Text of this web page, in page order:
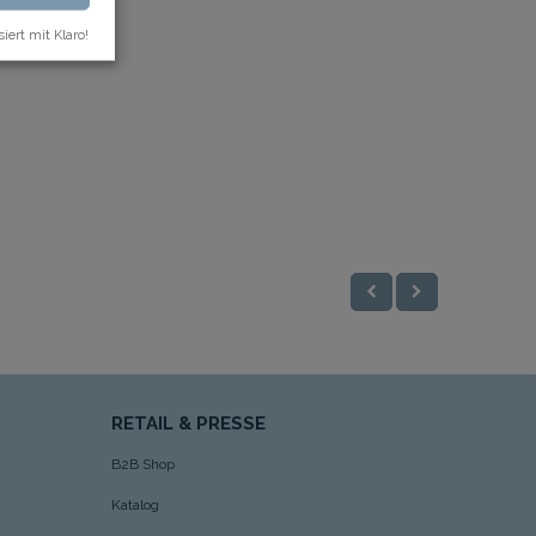
RETAIL & PRESSE
B2B Shop
Katalog
mit Klaro!